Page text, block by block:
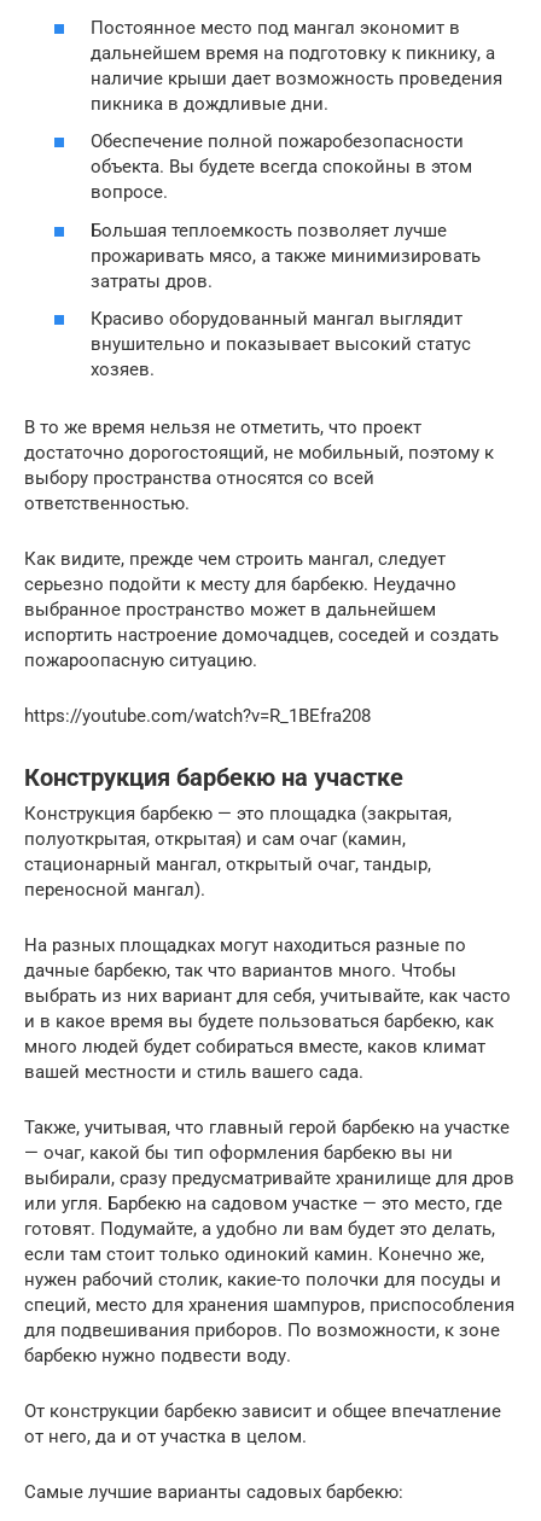
Постоянное место под мангал экономит в
дальнейшем время на подготовку к пикнику, а
наличие крыши дает возможность проведения
пикника в дождливые дни.
Обеспечение полной пожаробезопасности
объекта. Вы будете всегда спокойны в этом
вопросе.
Большая теплоемкость позволяет лучше
прожаривать мясо, а также минимизировать
затраты дров.
Красиво оборудованный мангал выглядит
внушительно и показывает высокий статус
хозяев.
В то же время нельзя не отметить, что проект
достаточно дорогостоящий, не мобильный, поэтому к
выбору пространства относятся со всей
ответственностью.
Как видите, прежде чем строить мангал, следует
серьезно подойти к месту для барбекю. Неудачно
выбранное пространство может в дальнейшем
испортить настроение домочадцев, соседей и создать
пожароопасную ситуацию.
https://youtube.com/watch?v=R_1BEfra208
Конструкция барбекю на участке
Конструкция барбекю — это площадка (закрытая,
полуоткрытая, открытая) и сам очаг (камин,
стационарный мангал, открытый очаг, тандыр,
переносной мангал).
На разных площадках могут находиться разные по
дачные барбекю, так что вариантов много. Чтобы
выбрать из них вариант для себя, учитывайте, как часто
и в какое время вы будете пользоваться барбекю, как
много людей будет собираться вместе, каков климат
вашей местности и стиль вашего сада.
Также, учитывая, что главный герой барбекю на участке
— очаг, какой бы тип оформления барбекю вы ни
выбирали, сразу предусматривайте хранилище для дров
или угля. Барбекю на садовом участке — это место, где
готовят. Подумайте, а удобно ли вам будет это делать,
если там стоит только одинокий камин. Конечно же,
нужен рабочий столик, какие-то полочки для посуды и
специй, место для хранения шампуров, приспособления
для подвешивания приборов. По возможности, к зоне
барбекю нужно подвести воду.
От конструкции барбекю зависит и общее впечатление
от него, да и от участка в целом.
Самые лучшие варианты садовых барбекю: